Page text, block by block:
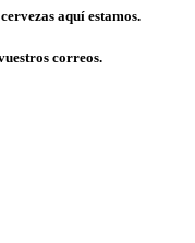
aquí estamos.
correos.